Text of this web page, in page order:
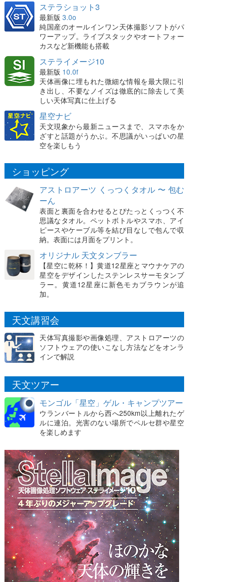
ステラショット3
最新版 3.0o
純国産のオールインワン天体撮影ソフトがパ
ワーアップ。ライブスタックやオートフォー
カスなど新機能も搭載
ステライメージ10
最新版 10.0f
天体画像に埋もれた微細な情報を最大限に引
き出し、不要なノイズは徹底的に除去して美
しい天体写真に仕上げる
星空ナビ
天文現象から最新ニュースまで、スマホをか
ざすと話題がうかぶ。不思議がいっぱいの星
空を楽しもう
ショッピング
アストロアーツ くっつくタオル 〜 包む
ーん
表面と裏面を合わせるとぴたっとくっつく不
思議なタオル。ペットボトルやスマホ、アイ
ピースやケーブル等を結び目なしで包んで収
納。表面には月面をプリント。
オリジナル 天文タンブラー
【星空に乾杯！】黄道12星座とマウナケアの
星空をデザインしたステンレスサーモタンブ
ラー。黄道12星座に新色モカブラウンが追
加。
天文講習会
天体写真撮影や画像処理、アストロアーツの
ソフトウェアの使いこなし方法などをオンラ
インで解説
天文ツアー
モンゴル「星空」ゲル・キャンプツアー
ウランバートルから西へ250km以上離れたゲ
ルに連泊。光害のない場所でペルセ群や星空
を楽しめます